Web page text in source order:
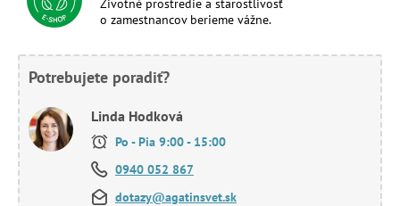
o zamestnancov berieme vážne.
Potrebujete poradiť?
Linda Hodková
Po - Pia 9:00 - 15:00
0940 052 867
dotazy@agatinsvet.sk